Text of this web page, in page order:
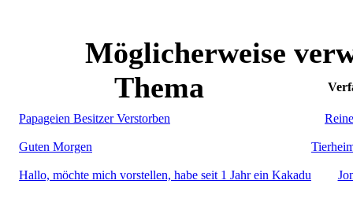
Möglicherweise
Thema
Papageien Besitzer Verstorben
Guten Morgen
Hallo, möchte mich vorstellen, habe seit 1 Jahr ein Kakadu